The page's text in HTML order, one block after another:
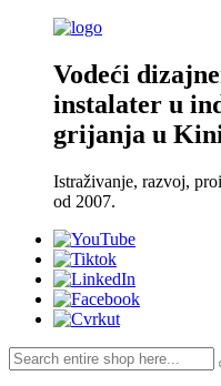
Vodeći
instalater u
grijanja u
Istraživanje, razvoj,
od 2007.